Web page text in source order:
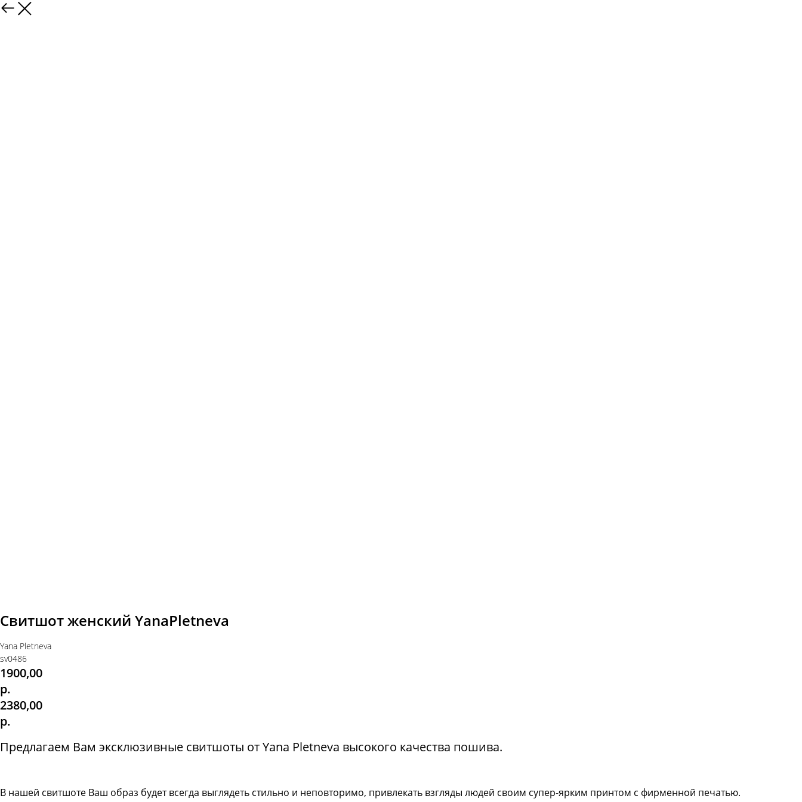
Свитшот женский YanaPletneva
Yana Pletneva
sv0486
1900,00
р.
2380,00
р.
Предлагаем Вам эксклюзивные свитшоты от Yana Pletneva высокого качества пошива.
В нашей свитшоте Ваш образ будет всегда выглядеть стильно и неповторимо, привлекать взгляды людей своим супер-ярким принтом с фирменной печатью.